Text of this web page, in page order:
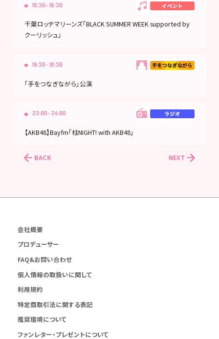
16:30- 16:30
千葉ロッテマリーンズ「BLACK SUMMER WEEK supported by
クーリッシュ」
16:30- 18:30
「手をつなぎながら」公演
23:00- 24:00
【AKB48】Bayfm「柱NIGHT! with AKB48」
BACK NEXT
会社概要
プロデューサー
FAQ&お問い合わせ
個人情報の取扱いに関して
利用規約
特定商取引法に関する表記
推奨環境について
ファンレター・プレゼントについて